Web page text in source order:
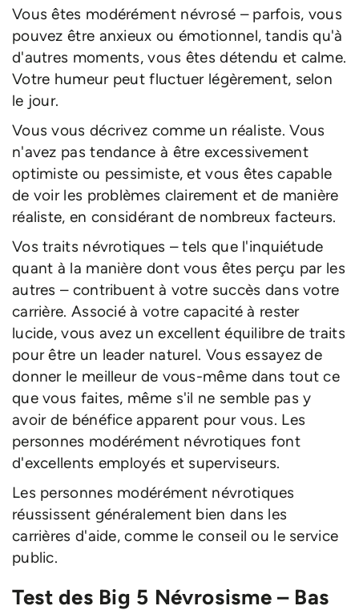
Vous êtes modérément névrosé – parfois, vous
pouvez être anxieux ou émotionnel, tandis qu'à
d'autres moments, vous êtes détendu et calme.
Votre humeur peut fluctuer légèrement, selon
le jour.
Vous vous décrivez comme un réaliste. Vous
n'avez pas tendance à être excessivement
optimiste ou pessimiste, et vous êtes capable
de voir les problèmes clairement et de manière
réaliste, en considérant de nombreux facteurs.
Vos traits névrotiques – tels que l'inquiétude
quant à la manière dont vous êtes perçu par les
autres – contribuent à votre succès dans votre
carrière. Associé à votre capacité à rester
lucide, vous avez un excellent équilibre de traits
pour être un leader naturel. Vous essayez de
donner le meilleur de vous-même dans tout ce
que vous faites, même s'il ne semble pas y
avoir de bénéfice apparent pour vous. Les
personnes modérément névrotiques font
d'excellents employés et superviseurs.
Les personnes modérément névrotiques
réussissent généralement bien dans les
carrières d'aide, comme le conseil ou le service
public.
Test des Big 5 Névrosisme – Bas